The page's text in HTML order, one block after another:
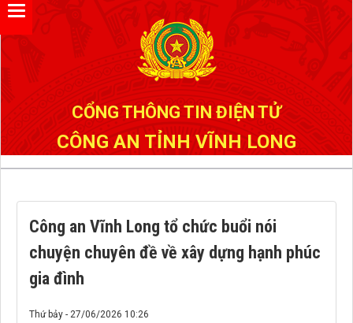
CỔNG THÔNG TIN ĐIỆN TỬ
CÔNG AN TỈNH VĨNH LONG
Công an Vĩnh Long tổ chức buổi nói
chuyện chuyên đề về xây dựng hạnh phúc
gia đình
Thứ bảy - 27/06/2026 10:26